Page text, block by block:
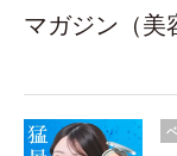
マガジン（美